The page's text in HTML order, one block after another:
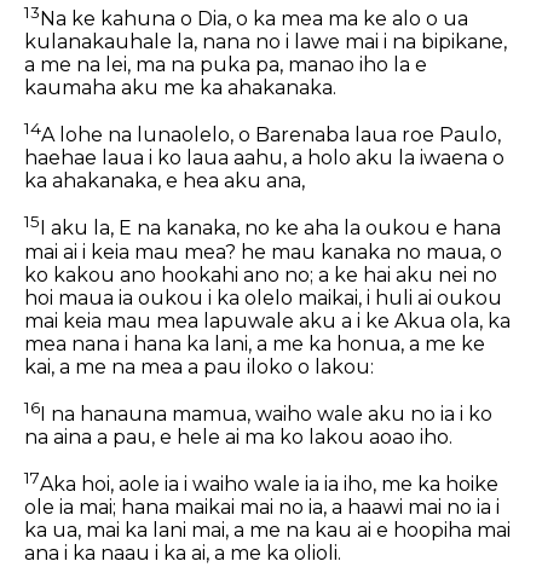
13Na ke kahuna o Dia, o ka mea ma ke alo o ua
kulanakauhale la, nana no i lawe mai i na bipikane,
a me na lei, ma na puka pa, manao iho la e
kaumaha aku me ka ahakanaka.
14A lohe na lunaolelo, o Barenaba laua roe Paulo,
haehae laua i ko laua aahu, a holo aku la iwaena o
ka ahakanaka, e hea aku ana,
15
I aku la, E na kanaka, no ke aha la oukou e hana
mai ai i keia mau mea? he mau kanaka no maua, o
ko kakou ano hookahi ano no; a ke hai aku nei no
hoi maua ia oukou i ka olelo maikai, i huli ai oukou
mai keia mau mea lapuwale aku a i ke Akua ola, ka
mea nana i hana ka lani, a me ka honua, a me ke
kai, a me na mea a pau iloko o lakou:
16I na hanauna mamua, waiho wale aku no ia i ko
na aina a pau, e hele ai ma ko lakou aoao iho.
17Aka hoi, aole ia i waiho wale ia ia iho, me ka hoike
ole ia mai; hana maikai mai no ia, a haawi mai no ia i
ka ua, mai ka lani mai, a me na kau ai e hoopiha mai
ana i ka naau i ka ai, a me ka olioli.